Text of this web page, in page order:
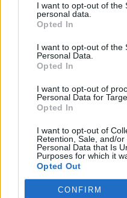
I want to opt-out of the
personal data.
Opted In
I want to opt-out of the
Personal Data.
Opted In
I want to opt-out of
Personal Data for
Opted In
I want to opt-out of
Retention, Sale, and/
Personal Data that Is
Purposes for which it
Opted Out
CONFIRM
montées courtes lors
parents autour de
des palomières/col
ne peux pédaler sur
m'entrainer pendant
simulateur Tacx
simulateur pendant
valonnées/
pendant mes
grimper des cols